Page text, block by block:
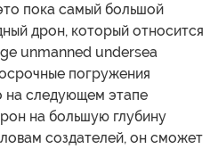
пока самый большой
дрон, который относится
unmanned undersea
погружения
на следующем этапе
на большую глубину
создателей, он сможет